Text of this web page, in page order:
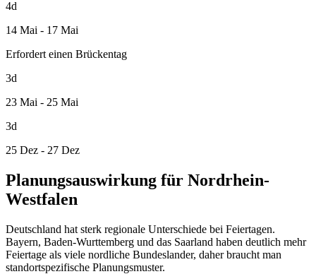
4d
14 Mai - 17 Mai
Erfordert einen Brückentag
3d
23 Mai - 25 Mai
3d
25 Dez - 27 Dez
Planungsauswirkung für Nordrhein-
Westfalen
Deutschland hat sterk regionale Unterschiede bei Feiertagen.
Bayern, Baden-Wurttemberg und das Saarland haben deutlich mehr
Feiertage als viele nordliche Bundeslander, daher braucht man
standortspezifische Planungsmuster.